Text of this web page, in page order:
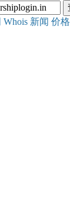
Whois 新闻 价格